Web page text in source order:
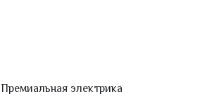
Премиальная электрика